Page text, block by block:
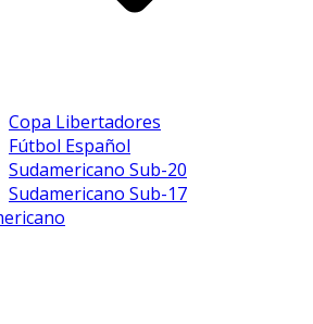
Copa Libertadores
Fútbol Español
Sudamericano Sub-20
Sudamericano Sub-17